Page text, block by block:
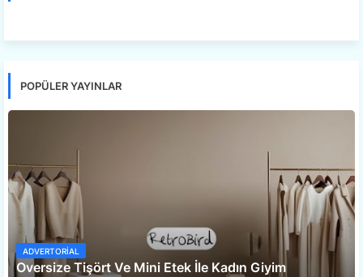
POPÜLER YAYINLAR
ADVERTORIAL
Oversize Tişört Ve Mini Etek İle Kadın Giyim